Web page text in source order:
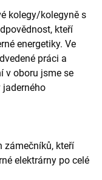
kolegy/kolegyně s
kteří
energetiky. Ve
práci a
v oboru jsme se
jaderného
zámečníků, kteří
elektrárny po celé